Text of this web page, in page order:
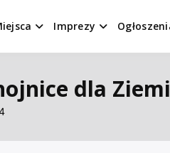
Imprezy
dla